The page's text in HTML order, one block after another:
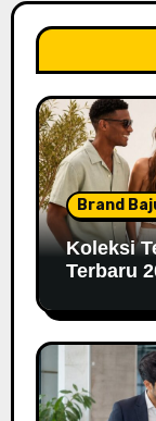
Brand
Koleksi
Terbaru